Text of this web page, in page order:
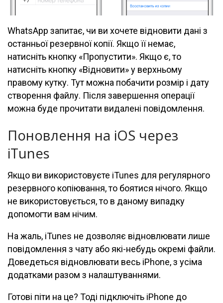
WhatsApp запитає, чи ви хочете відновити дані з
останньої резервної копії. Якщо її немає,
натисніть кнопку «Пропустити». Якщо є, то
натисніть кнопку «Відновити» у верхньому
правому кутку. Тут можна побачити розмір і дату
створення файлу. Після завершення операції
можна буде прочитати видалені повідомлення.
Поновлення на iOS через
iTunes
Якщо ви використовуєте iTunes для регулярного
резервного копіювання, то боятися нічого. Якщо
не використовується, то в даному випадку
допомогти вам нічим.
На жаль, iTunes не дозволяє відновлювати лише
повідомлення з чату або які-небудь окремі файли.
Доведеться відновлювати весь iPhone, з усіма
додатками разом з налаштуваннями.
Готові піти на це? Тоді підключіть iPhone до